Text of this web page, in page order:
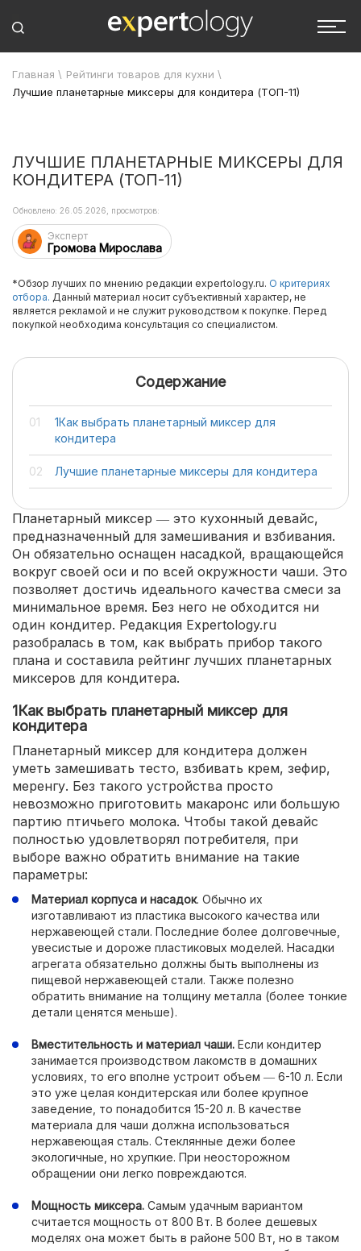
Главная \ Рейтинги товаров для кухни \
Лучшие планетарные миксеры для кондитера (ТОП-11)
ЛУЧШИЕ ПЛАНЕТАРНЫЕ МИКСЕРЫ ДЛЯ
КОНДИТЕРА (ТОП-11)
Эксперт
Громова Мирослава
Обновлено: 26.05.2026, просмотров:
*Обзор лучших по мнению редакции expertology.ru. О критериях
отбора. Данный материал носит субъективный характер, не
является рекламой и не служит руководством к покупке. Перед
покупкой необходима консультация со специалистом.
Содержание
1Как выбрать планетарный миксер для
кондитера
Лучшие планетарные миксеры для кондитера
Планетарный миксер ― это кухонный девайс,
предназначенный для замешивания и взбивания.
Он обязательно оснащен насадкой, вращающейся
вокруг своей оси и по всей окружности чаши. Это
позволяет достичь идеального качества смеси за
минимальное время. Без него не обходится ни
один кондитер. Редакция Expertology.ru
разобралась в том, как выбрать прибор такого
плана и составила рейтинг лучших планетарных
миксеров для кондитера.
1Как выбрать планетарный миксер для
кондитера
Планетарный миксер для кондитера должен
уметь замешивать тесто, взбивать крем, зефир,
меренгу. Без такого устройства просто
невозможно приготовить макаронс или большую
партию птичьего молока. Чтобы такой девайс
полностью удовлетворял потребителя, при
выборе важно обратить внимание на такие
параметры:
Материал корпуса и насадок. Обычно их
изготавливают из пластика высокого качества или
нержавеющей стали. Последние более долговечные,
увесистые и дороже пластиковых моделей. Насадки
агрегата обязательно должны быть выполнены из
пищевой нержавеющей стали. Также полезно
обратить внимание на толщину металла (более тонкие
детали ценятся меньше).
Вместительность и материал чаши. Если кондитер
занимается производством лакомств в домашних
условиях, то его вполне устроит объем ― 6-10 л. Если
это уже целая кондитерская или более крупное
заведение, то понадобится 15-20 л. В качестве
материала для чаши должна использоваться
нержавеющая сталь. Стеклянные дежи более
экологичные, но хрупкие. При неосторожном
обращении они легко повреждаются.
Мощность миксера. Самым удачным вариантом
считается мощность от 800 Вт. В более дешевых
моделях она может быть в районе 500 Вт, но в таком